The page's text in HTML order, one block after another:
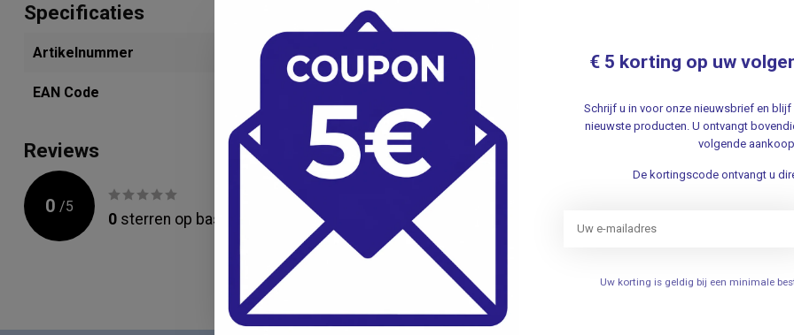
Specificaties
Artikelnummer 283870095
EAN Code
Reviews
0 /5
0 sterren op basis van beoordelingen
.
-
€ 5 korting op uw
Schrijf u in voor onze nieuwsbrief en
nieuwste producten. U ontvangt
volgende aankoop.
De kortingscode ontvangt u
Uw korting is geldig bij een minimale